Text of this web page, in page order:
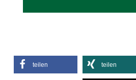
teilen teilen